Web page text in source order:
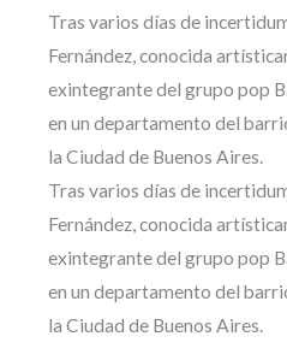
Tras varios días de
Fernández, conocida
exintegrante del grupo pop
en un departamento del
la Ciudad de Buenos Aires.
Tras varios días de
Fernández, conocida
exintegrante del grupo pop
en un departamento del
la Ciudad de Buenos Aires.